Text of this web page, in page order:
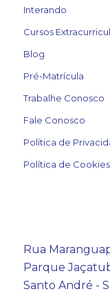
Interando
Cursos
Blog
Pré-Matrícula
Trabalhe Conosco
Fale Conosco
Política de
Política de Cookies
Rua
Parque
Santo André -